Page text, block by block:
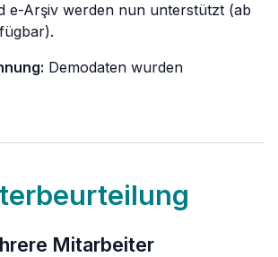
e-Arşiv werden nun unterstützt (ab
Demodaten wurden
Mitarbeiter